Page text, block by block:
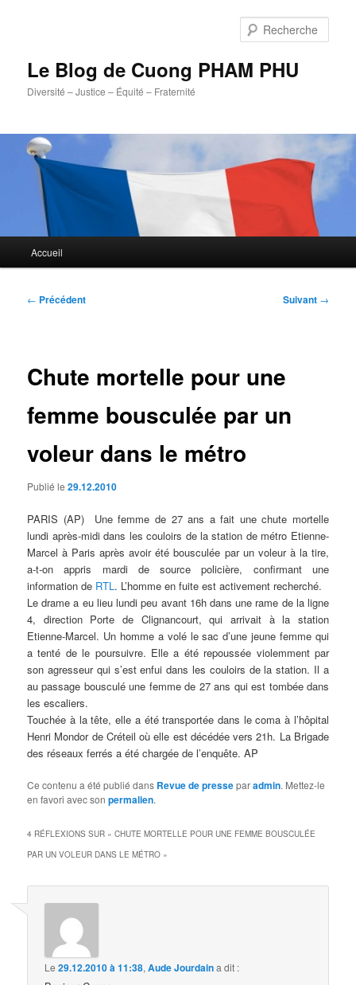
Le Blog de Cuong PHAM PHU
Diversité – Justice – Équité – Fraternité
principal
Accueil
Navigation
← Précédent Suivant →
Chute mortelle pour une
femme bousculée par un
voleur dans le métro
Publié le29.12.2010
PARIS (AP)  Une femme de 27 ans a fait une chute mortelle
lundi après-midi dans les couloirs de la station de métro Etienne-
Marcel à Paris après avoir été bousculée par un voleur à la tire,
a-t-on appris mardi de source policière, confirmant une
information de RTL. L’homme en fuite est activement recherché.
Le drame a eu lieu lundi peu avant 16h dans une rame de la ligne
4, direction Porte de Clignancourt, qui arrivait à la station
Etienne-Marcel. Un homme a volé le sac d’une jeune femme qui
a tenté de le poursuivre. Elle a été repoussée violemment par
son agresseur qui s’est enfui dans les couloirs de la station. Il a
au passage bousculé une femme de 27 ans qui est tombée dans
les escaliers.
Touchée à la tête, elle a été transportée dans le coma à l’hôpital
Henri Mondor de Créteil où elle est décédée vers 21h. La Brigade
des réseaux ferrés a été chargée de l’enquête. AP
Ce contenu a été publié dans Revue de presseparadmin. Mettez-le
en favori avec sonpermalien.
4 RÉFLEXIONS SUR «CHUTE MORTELLE POUR UNE FEMME BOUSCULÉE
PAR UN VOLEUR DANS LE MÉTRO »
Le29.12.2010 à 11:38,Aude Jourdaina dit :